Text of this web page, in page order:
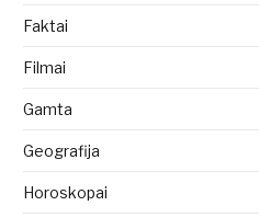
Faktai
Filmai
Gamta
Geografija
Horoskopai